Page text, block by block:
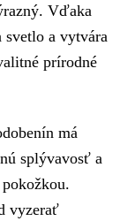
Vďaka
svetlo a vytvára
prírodné
má
splývavosť a
vyzerať